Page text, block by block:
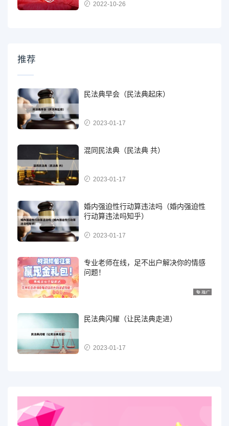
2022-10-26
推荐
民法典早会（民法典起床）
2023-01-17
混同民法典（民法典 共）
2023-01-17
婚内强迫性行动算违法吗（婚内强迫性
行动算违法吗知乎）
2023-01-17
专业老师在线，足不出户解决你的情感
问题！
民法典闪耀（让民法典走进）
2023-01-17